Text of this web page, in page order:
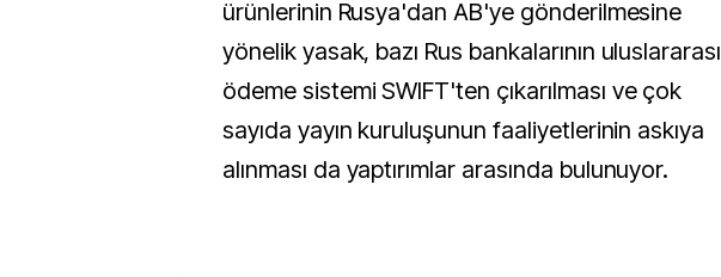
ürünlerinin Rusya'dan AB'ye gönderilmesine
yönelik yasak, bazı Rus bankalarının uluslararası
ödeme sistemi SWIFT'ten çıkarılması ve çok
sayıda yayın kuruluşunun faaliyetlerinin askıya
alınması da yaptırımlar arasında bulunuyor.